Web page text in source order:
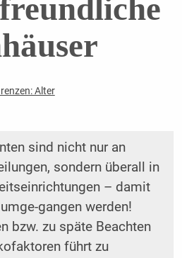
Alter
sind nicht nur an
sondern überall in
– damit
gangen werden!
bzw. zu späte Beachten
führt zu